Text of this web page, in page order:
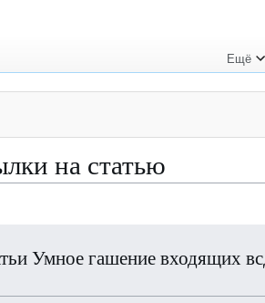
на статью
Умное гашение входящих
Ещё